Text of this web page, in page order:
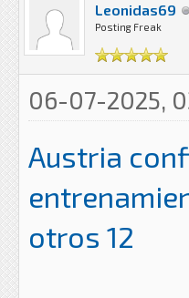
Leonidas69
Posting Freak
06-07-2025,
Austria
otros 12